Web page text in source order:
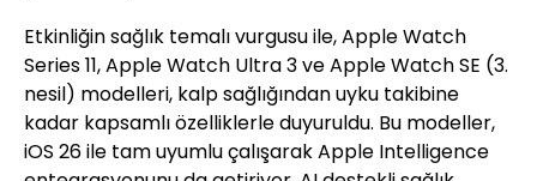
Etkinliğin sağlık temalı vurgusu ile, Apple Watch
Series 11, Apple Watch Ultra 3 ve Apple Watch SE (3.
nesil) modelleri, kalp sağlığından uyku takibine
kadar kapsamlı özelliklerle duyuruldu. Bu modeller,
iOS 26 ile tam uyumlu çalışarak Apple Intelligence